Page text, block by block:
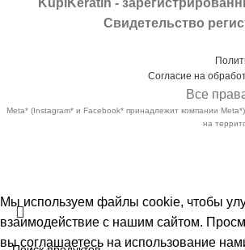
Свидетельство
Согласие на
Все
Meta* (Instagram* и Facebook* принадлежит компании
на
Мы используем файлы cookie, чтобы
взаимодействие с нашим сайтом.
вы соглашаетесь на использование